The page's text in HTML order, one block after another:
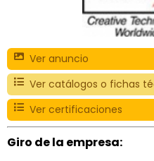
Ver anuncio
Ver catálogos o fichas
Ver certificaciones
Giro de la empresa: